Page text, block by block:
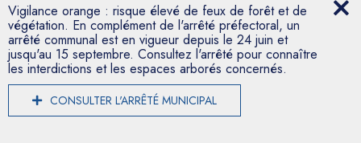
Vigilance orange : risque élevé de feux de forêt et de
végétation. En complément de l'arrêté préfectoral, un
arrêté communal est en vigueur depuis le 24 juin et
jusqu'au 15 septembre. Consultez l'arrêté pour connaître
les interdictions et les espaces arborés concernés.
CONSULTER L'ARRÊTÉ MUNICIPAL